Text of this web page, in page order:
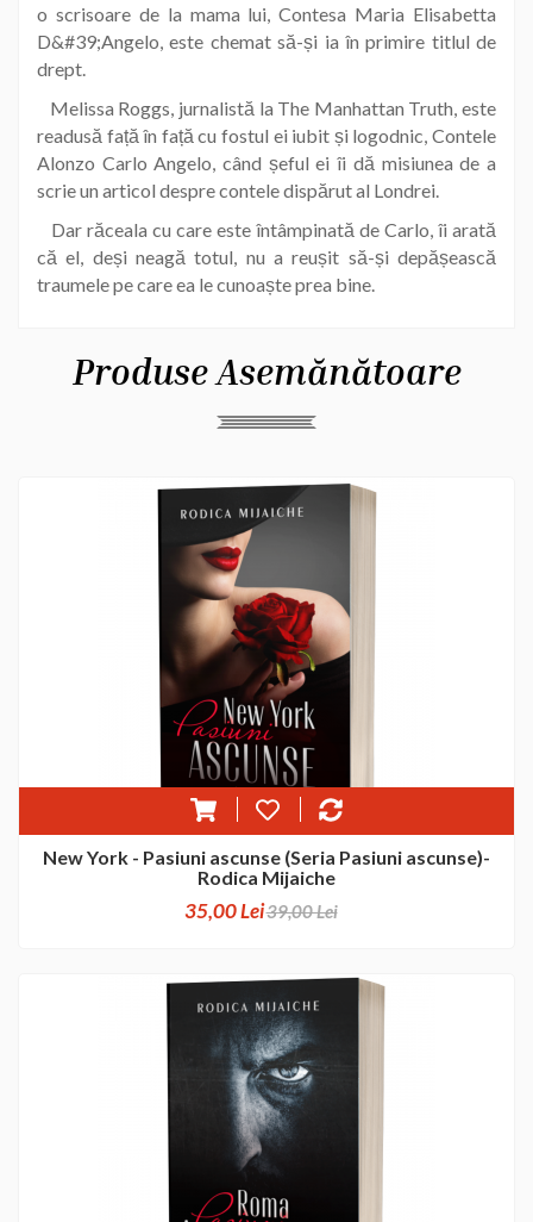
o scrisoare de la mama lui, Contesa Maria Elisabetta
D&#39;Angelo, este chemat să-și ia în primire titlul de
drept.
Melissa Roggs, jurnalistă la The Manhattan Truth, este
readusă față în față cu fostul ei iubit și logodnic, Contele
Alonzo Carlo Angelo, când șeful ei îi dă misiunea de a
scrie un articol despre contele dispărut al Londrei.
Dar răceala cu care este întâmpinată de Carlo, îi arată
că el, deși neagă totul, nu a reușit să-și depășească
traumele pe care ea le cunoaște prea bine.
Produse Asemănătoare
New York - Pasiuni ascunse (Seria Pasiuni ascunse)-
Rodica Mijaiche
35,00 Lei39,00 Lei